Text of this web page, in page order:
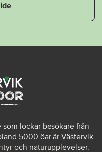
lockar besökare från
5000 öar är Västervik
och naturupplevelser.